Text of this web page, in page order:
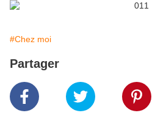
#Chez moi
Partager